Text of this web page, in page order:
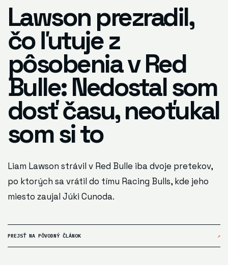
Lawson prezradil,
čo ľutuje z
pôsobenia v Red
Bulle: Nedostal som
dosť času, neoťukal
som si to
Liam Lawson strávil v Red Bulle iba dvoje pretekov,
po ktorých sa vrátil do tímu Racing Bulls, kde jeho
miesto zaujal Júki Cunoda.
PREJSŤ NA PÔVODNÝ ČLÁNOK ↗